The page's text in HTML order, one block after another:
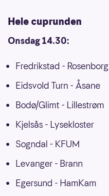
Hele cuprunden
Onsdag 14.30:
Fredrikstad - Rosenborg
Eidsvold Turn - Åsane
Bodø/Glimt - Lillestrøm
Kjelsås - Lysekloster
Sogndal - KFUM
Levanger - Brann
Egersund - HamKam